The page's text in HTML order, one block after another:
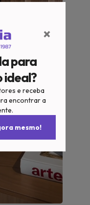
×
para
ideal?
e receba
encontrar a
mesmo!